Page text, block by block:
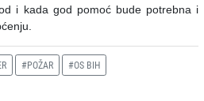
i kada god pomoć bude potrebna i
#POŽAR #OS BIH